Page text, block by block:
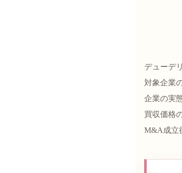
デューデ
対象企業
企業の実
買収価格
M&A成立